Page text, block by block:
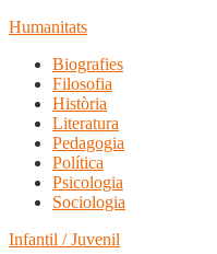
Humanitats
Biografies
Filosofia
Història
Literatura
Pedagogia
Política
Psicologia
Sociologia
Infantil / Juvenil